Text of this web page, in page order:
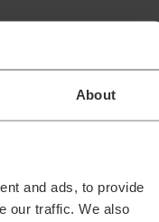
About
and ads, to provide
our traffic. We also